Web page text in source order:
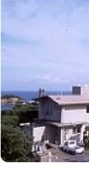
日常を堪能してい